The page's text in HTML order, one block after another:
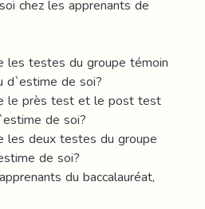
chez les apprenants de
testes du groupe témoin
d`estime de soi?
le près test et le post test
de soi?
deux testes du groupe
de soi?
du baccalauréat,